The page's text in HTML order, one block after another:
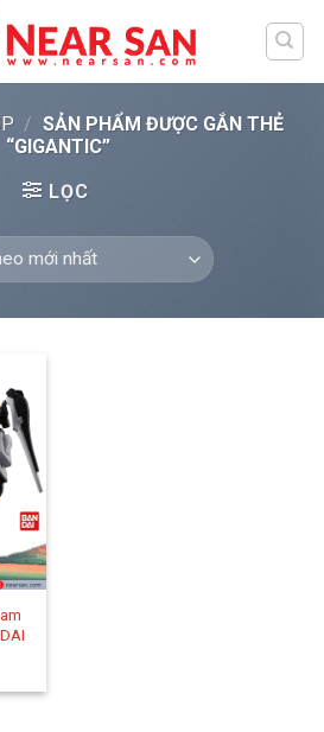
/ SẢN PHẨM ĐƯỢC GẮN THẺ
“GIGANTIC”
LỌC